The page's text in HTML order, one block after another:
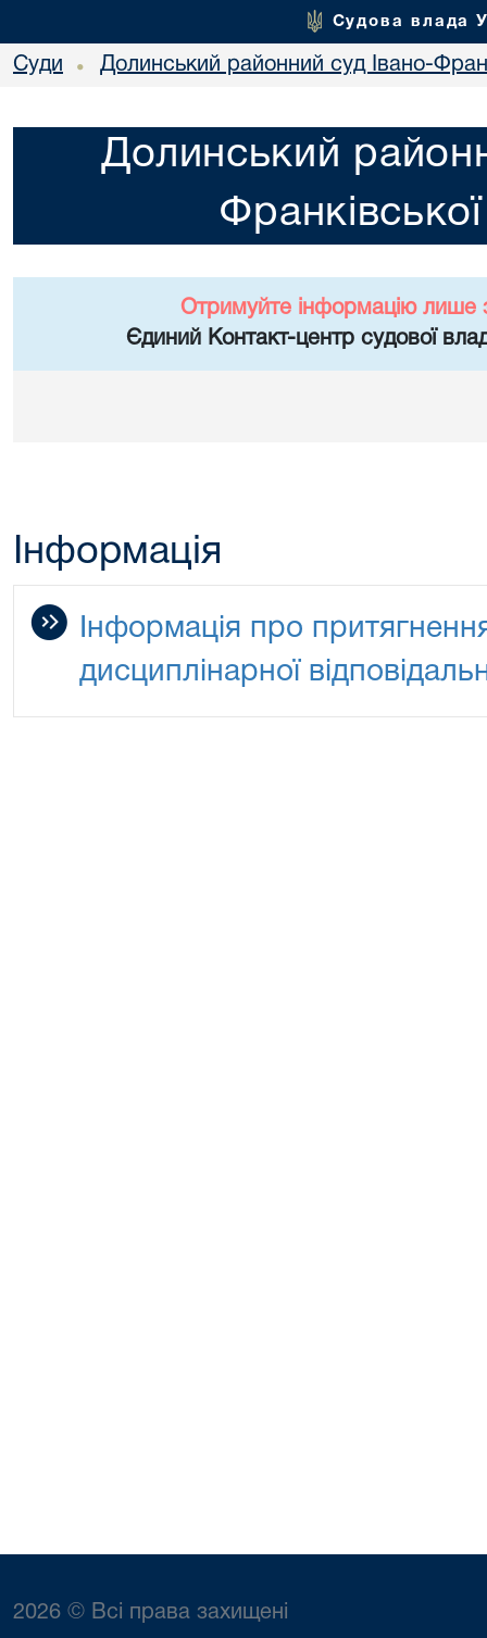
Судова влада
Суди • Долинський районний суд Івано-
Долинський
Отримуйте інформацію лише
Єдиний Контакт-центр судової
Інформація
Інформація про
дисциплінарної
2026 © Всі права захищені